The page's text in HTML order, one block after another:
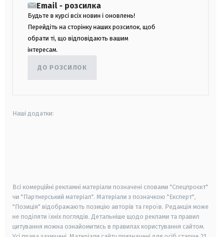
Email - розсилка
Будьте в курсі всіх новин і оновлень!
Перейдіть на сторінку наших розсилок, щоб
обрати ті, що відповідають вашим
інтересам.
ДО РОЗСИЛОК
Наші додатки:
Всі комерційні рекламні матеріали позначені словами "Спецпроєкт"
чи "Партнерський матеріал". Матеріали з позначкою "Експерт",
"Позиція" відображають позицію авторів та героїв. Редакція може
не поділяти їхніх поглядів. Детальніше щодо реклами та правил
цитування можна ознайомитись в правилах користування сайтом.